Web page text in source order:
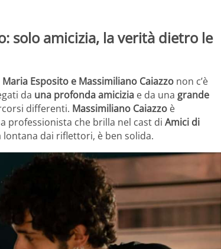
solo amicizia, la verità dietro le
Maria Esposito e Massimiliano Caiazzo non c’è
da una profonda amicizia e da una grande
differenti. Massimiliano Caiazzo è
professionista che brilla nel cast di Amici di
dai riflettori, è ben solida.